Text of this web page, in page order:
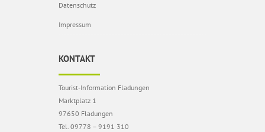
Datenschutz
Impressum
KONTAKT
Tourist-Information Fladungen
Marktplatz 1
97650 Fladungen
Tel. 09778 – 9191 310